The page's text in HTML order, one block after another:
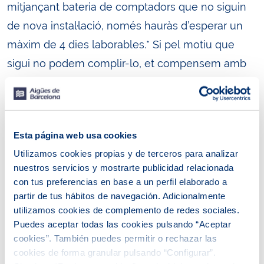
Esta página web usa cookies
Utilizamos cookies propias y de terceros para analizar
nuestros servicios y mostrarte publicidad relacionada
con tus preferencias en base a un perfil elaborado a
partir de tus hábitos de navegación. Adicionalmente
utilizamos cookies de complemento de redes sociales.
Puedes aceptar todas las cookies pulsando “Aceptar
cookies”. También puedes permitir o rechazar las
cookies de forma granular pulsando “Configurar”.
mitjançant bateria de comptadors que no siguin
de nova instal·lació, només hauràs d’esperar un
màxim de 4 dies laborables.* Si pel motiu que
sigui no podem complir-lo, et compensem amb
Aquesta mesura és viable sempre que es
compleixin una sèrie de requisits.
El primer és que la finca per a la qual sol·licites el
subministrament ha de disposar de connexió
externa i interna finalitzades, així com de la
instal·lació interior d’aigua potable finalitzada
correctament i amb la conformitat d’Aigües de
Barcelona, d’acord amb el Reglament general del